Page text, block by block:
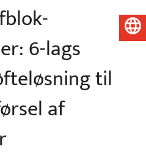
6-lags
til
af
Dansk